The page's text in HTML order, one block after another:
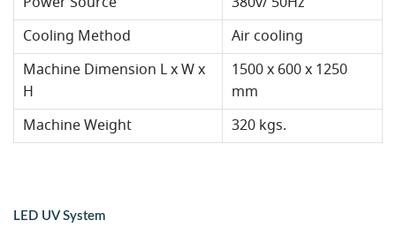
Cooling Method
Air cooling
Machine Dimension L x W x
H
1500 x 600 x 1250
mm
Machine Weight
320 kgs.
LED UV System